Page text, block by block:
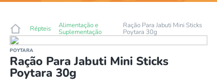
Répteis Alimentação e
Suplementação
Ração Para Jabuti Mini Sticks
Poytara 30g
POYTARA
Ração Para Jabuti Mini Sticks
Poytara 30g
2º
animais
gecko